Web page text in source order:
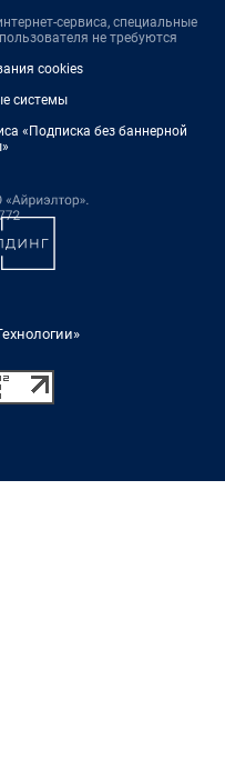
сервиса, специальные
не требуются
cookies
системы
«Подписка без баннерной